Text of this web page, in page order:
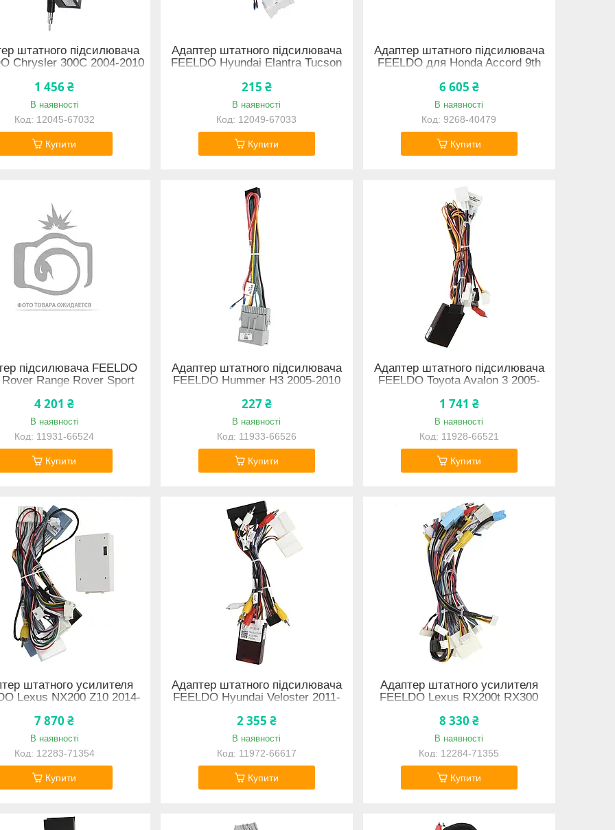
штатного підсилювача
Chrysler 300C 2004-2010
1 456 ₴
В наявності
12045-67032
Купити
Адаптер штатного підсилювача
FEELDO Hyundai Elantra Tucson
215 ₴
В наявності
12049-67033
Купити
Адаптер штатного підсилювача
FEELDO для Honda Accord 9th
(6635) фішка Акорд
6 605 ₴
В наявності
9268-40479
Купити
підсилювача FEELDO
Rover Range Rover Sport
CAN-BUS 11931-66524
4 201 ₴
В наявності
11931-66524
Купити
Адаптер штатного підсилювача
FEELDO Hummer H3 2005-2010
227 ₴
В наявності
11933-66526
Купити
Адаптер штатного підсилювача
FEELDO Toyota Avalon 3 2005-
1 741 ₴
В наявності
11928-66521
Купити
штатного усилителя
Lexus NX200 Z10 2014-
7 870 ₴
В наявності
12283-71354
Купити
Адаптер штатного підсилювача
FEELDO Hyundai Veloster 2011-
2 355 ₴
В наявності
11972-66617
Купити
Адаптер штатного усилителя
FEELDO Lexus RX200t RX300
2021 (4629) 12284-71355
8 330 ₴
В наявності
12284-71355
Купити